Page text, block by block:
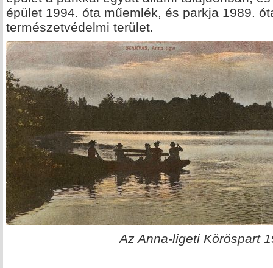
épület 1994. óta műemlék, és parkja 1989.
természetvédelmi terület.
Az Anna-ligeti Köröspart